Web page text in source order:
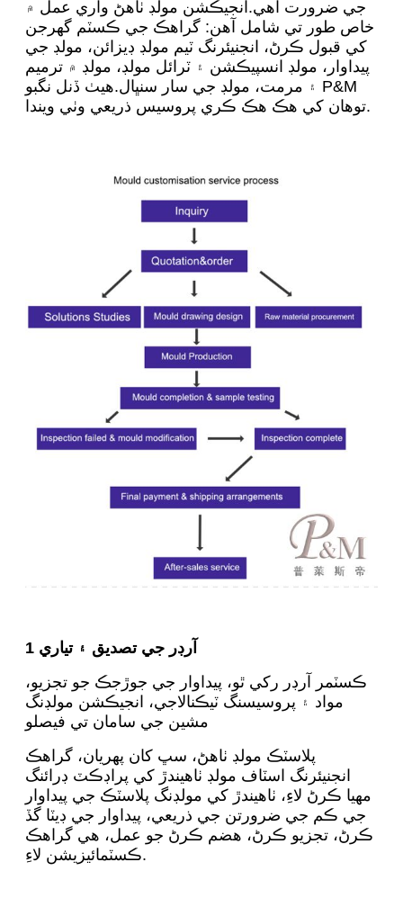
جي ضرورت آهي.انجيڪشن مولڊ ٺاهڻ واري عمل ۾
خاص طور تي شامل آهن: گراهڪ جي ڪسٽم گهرجن
کي قبول ڪرڻ، انجنيئرنگ ٽيم مولڊ ڊيزائن، مولڊ جي
پيداوار، مولڊ انسپيڪشن ۽ ٽرائل مولڊ، مولڊ ۾ ترميم
۽ مرمت، مولڊ جي سار سنڀال.هيٺ ڏنل نگبو P&M
توهان کي هڪ هڪ ڪري پروسيس ذريعي وٺي ويندا.
1 آرڊر جي تصديق ۽ تياري
ڪسٽمر آرڊر رکي ٿو، پيداوار جي جوڙجڪ جو تجزيو،
مواد ۽ پروسيسنگ ٽيڪنالاجي، انجيڪشن مولڊنگ
مشين جي سامان تي فيصلو
پلاسٽڪ مولڊ ٺاهڻ، سڀ کان پهريان، گراهڪ
انجنيئرنگ اسٽاف مولڊ ٺاهيندڙ کي پراڊڪٽ ڊرائنگ
مهيا ڪرڻ لاءِ، ٺاهيندڙ کي مولڊنگ پلاسٽڪ جي پيداوار
جي ڪم جي ضرورتن جي ذريعي، پيداوار جي ڊيٽا گڏ
ڪرڻ، تجزيو ڪرڻ، هضم ڪرڻ جو عمل، هي گراهڪ
ڪسٽمائيزيشن لاءِ.